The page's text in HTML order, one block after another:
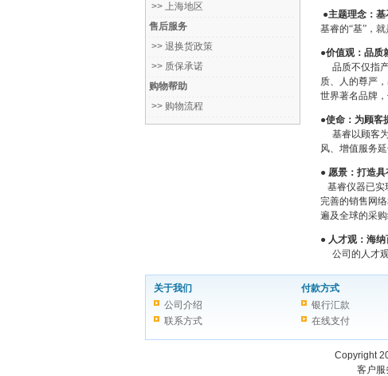
>> 上海地区
售后服务
>> 退换货政策
>> 质保承诺
购物帮助
>> 购物流程
●主题理念：基
基睿的“基”，
●价值观：品质
品质不仅指产
质、人的尊严
世界著名品牌，
●使命：为顾客
基睿以顾客为
风、增值服务
●愿景：打造具
基睿仪器已实
完善的销售网
遍及全球的采
● 人才观：海纳
公司的人才观
关于我们
公司介绍
联系方式
付款方式
银行汇款
在线支付
Copyright
客户